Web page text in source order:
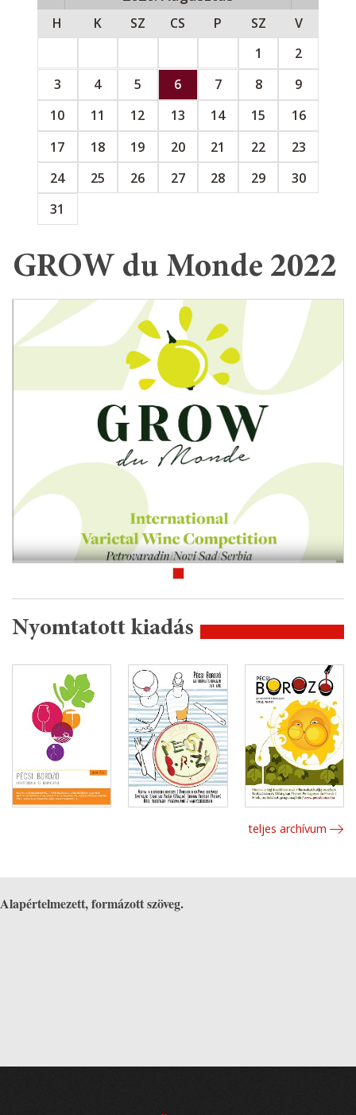
H K SZ CS P SZ
V
1
2
3
4 5 6 7 8
9
10
11 12 13 14 15
16
17
18 19 20 21 22
23
24
25 26 27 28 29
30
31
GROW du Monde 2022
Nyomtatott kiadás
teljes archívum
Alapértelmezett, formázott szöveg.